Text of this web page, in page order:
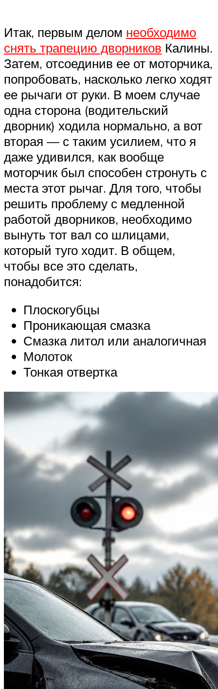
Итак, первым делом необходимо
снять трапецию дворников Калины.
Затем, отсоединив ее от моторчика,
попробовать, насколько легко ходят
ее рычаги от руки. В моем случае
одна сторона (водительский
дворник) ходила нормально, а вот
вторая — с таким усилием, что я
даже удивился, как вообще
моторчик был способен стронуть с
места этот рычаг. Для того, чтобы
решить проблему с медленной
работой дворников, необходимо
вынуть тот вал со шлицами,
который туго ходит. В общем,
чтобы все это сделать,
понадобится:
Плоскогубцы
Проникающая смазка
Смазка литол или аналогичная
Молоток
Тонкая отвертка